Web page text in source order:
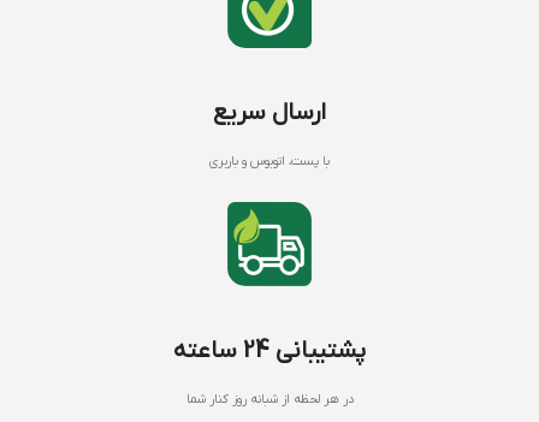
ارسال سریع
با پست، اتوبوس و باربری
پشتیبانی 24 ساعته
در هر لحظه از شبانه روز کنار شما